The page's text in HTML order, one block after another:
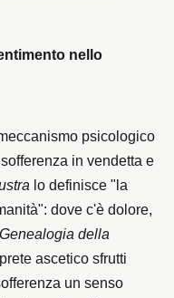
nello
psicologico
in vendetta e
lo definisce "la
dove c'è dolore,
Genealogia della
ascetico sfrutti
un senso